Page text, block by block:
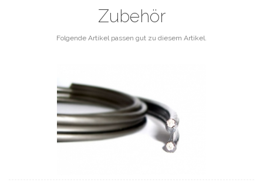
Zubehör
Folgende Artikel passen gut zu diesem Artikel.